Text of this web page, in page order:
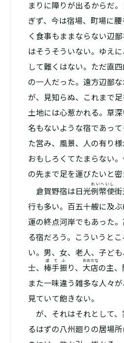
まりに障りが出るからだ
ぎず、今は宿場、町場に
く食事もままならない辺
はそうそういない。ゆえ
して難くはない。ただ直
の一人だった。遠方辺鄙
が、見知らぬ、これまで
土地には心惹かれる。草
名もないような宿であっ
た営み、風景、人の有り様
おもしろくてたまらない
の先まで足を運びたいと密
倉賀野宿は日光例幣使
れいへいし
街
行も多い。百五十艘に及
運の終点河岸でもあった
る宿だろう。こういうと
い。男、女、老人、子ど
士、 棒手振
ぼてふ
り、 大店
おおだな
の主、
また一味違う雑多な人々
見ていて飽きない。
が、それはそれとして、
るはずの八州廻りの居場所